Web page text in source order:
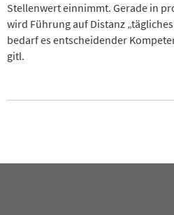
Stellenwert einnimmt. Gerade in
wird Führung auf Distanz
bedarf es entscheidender
gitl.